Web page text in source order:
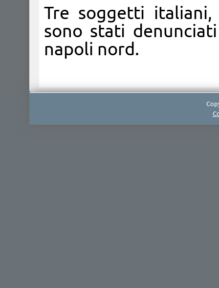
Tre soggetti
sono stati
napoli nord.